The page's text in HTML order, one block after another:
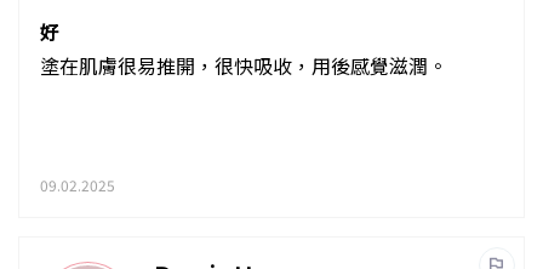
好
塗在肌膚很易推開，很快吸收，用後感覺滋潤。
09.02.2025